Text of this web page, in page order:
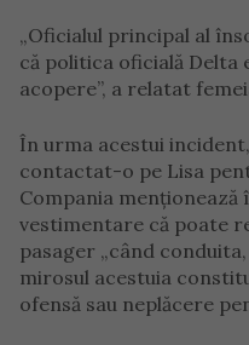
„Oficialul principal al
că politica oficială Delta
acopere”, a relatat
În urma acestui
contactat-o pe Lisa
Compania menționează
vestimentare că poate
pasager „când
mirosul acestuia
ofensă sau neplăcere